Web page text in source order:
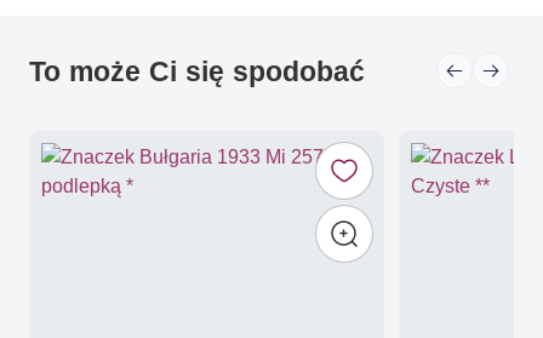
To może Ci się spodobać